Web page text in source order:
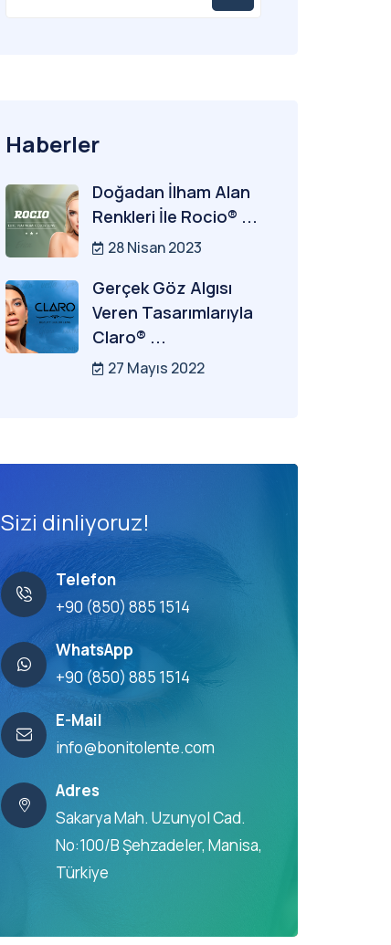
Haberler
Doğadan İlham Alan
Renkleri İle Rocio® ...
28 Nisan 2023
Gerçek Göz Algısı
Veren Tasarımlarıyla
Claro® ...
27 Mayıs 2022
Sizi dinliyoruz!
Telefon
+90 (850) 885 1514
WhatsApp
+90 (850) 885 1514
E-Mail
info@bonitolente.com
Adres
Sakarya Mah. Uzunyol Cad.
No:100/B Şehzadeler, Manisa,
Türkiye